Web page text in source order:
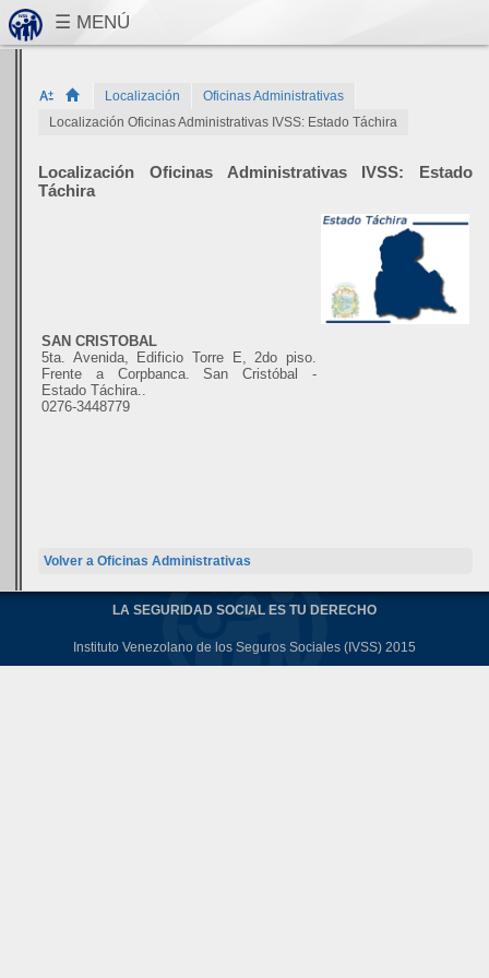
Localización
Oficinas Administrativas
Localización Oficinas Administrativas IVSS: Estado Táchira
Localización Oficinas Administrativas IVSS: Estado
Táchira
SAN CRISTOBAL
5ta. Avenida, Edificio Torre E, 2do piso.
Frente a Corpbanca. San Cristóbal -
Estado Táchira..
0276-3448779
Volver a Oficinas Administrativas
LA SEGURIDAD SOCIAL ES TU DERECHO
Instituto Venezolano de los Seguros Sociales (IVSS) 2015